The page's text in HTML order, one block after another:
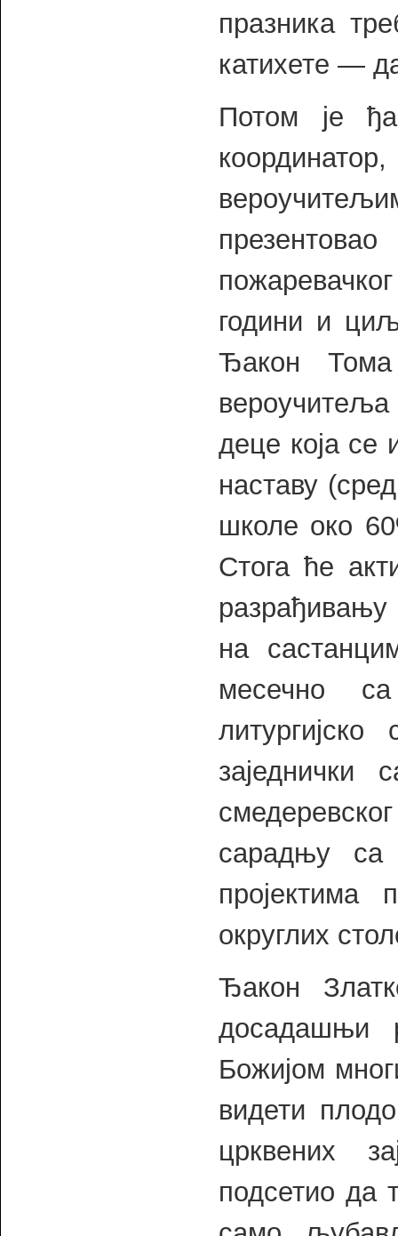
празника
катихете —
Потом је
години и
Ђакон Тома
вероучитеља
деце која се
наставу
школе око
Стога ће
на
месечно
заједнички
сарадњу
округлих
Ђакон
досадашњи
Божијом
видети
црквених
подсетио да